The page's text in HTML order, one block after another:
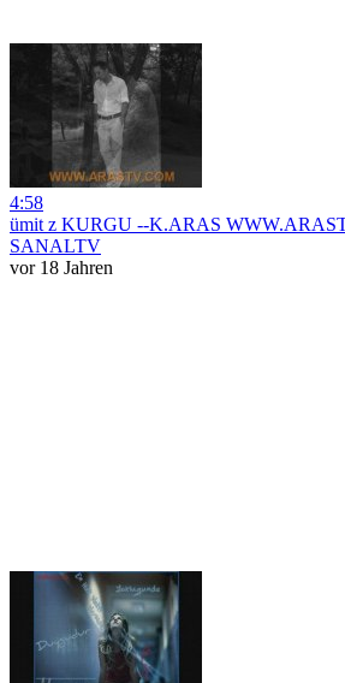
4:58
ümit z KURGU --K.ARAS
SANALTV
vor 18 Jahren